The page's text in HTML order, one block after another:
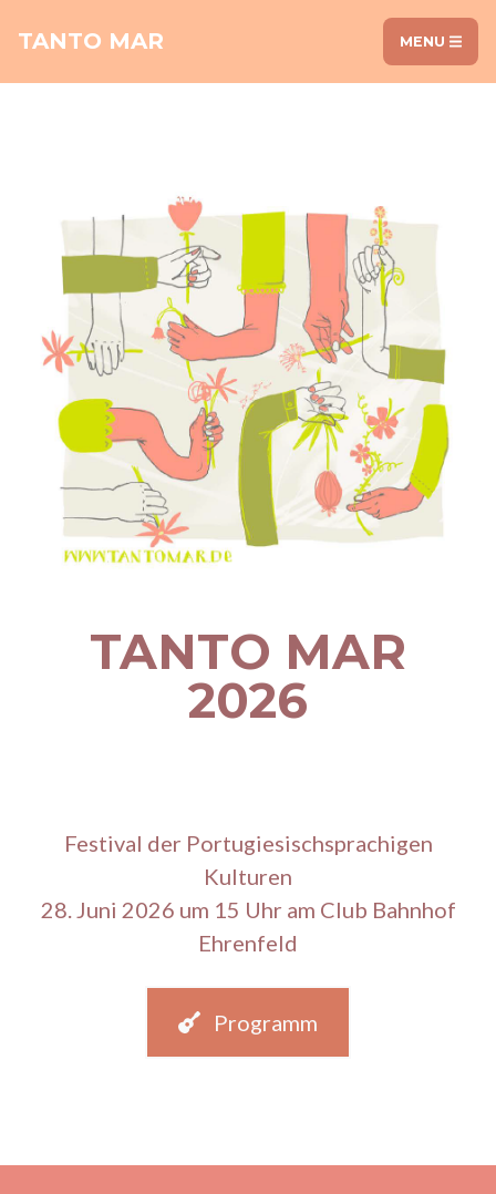
TANTO MAR MENU
TANTO MAR
2026
Festival der Portugiesischsprachigen
Kulturen
28. Juni 2026 um 15 Uhr am Club Bahnhof
Ehrenfeld
Programm